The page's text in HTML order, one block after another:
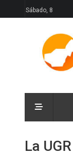
Sábado, 8
La